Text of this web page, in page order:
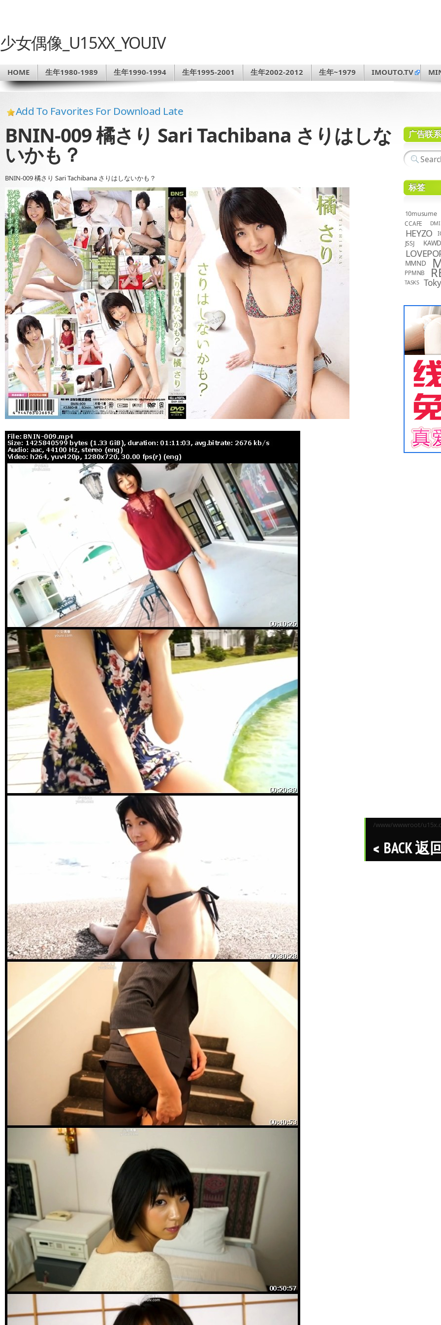
少女偶像_U15XX_YOUIV
HOME 生年1980-1989 生年1990-1994 生年1995-2001 生年2002-2012 生年~1979 IMOUTO.TV
Add To Favorites For Download Late
BNIN-009 橘さり Sari Tachibana さりはしな
いかも？
BNIN-009 橘さり Sari Tachibana さりはしないかも？
广告联
标签
10musume
CCAFE DMI
HEYZO
JSSJ KAWD
MMND
PPMNB
TASKS
/www/wwwroot/
BACK 返